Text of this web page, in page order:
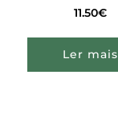
11.50€
Ler mais